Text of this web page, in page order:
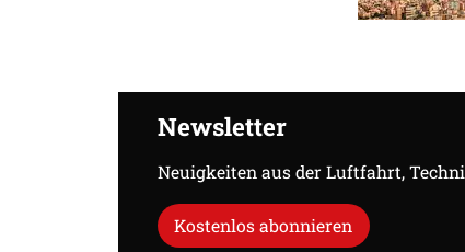
Newsletter
Neuigkeiten aus der Luftfahrt,
Kostenlos abonnieren